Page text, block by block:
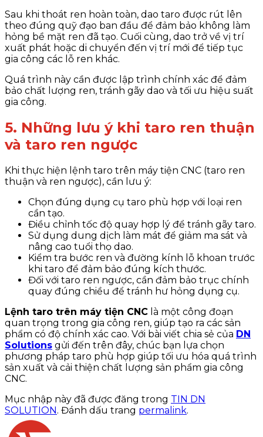
Sau khi thoát ren hoàn toàn, dao taro được rút lên
theo đúng quỹ đạo ban đầu để đảm bảo không làm
hỏng bề mặt ren đã tạo. Cuối cùng, dao trở về vị trí
xuất phát hoặc di chuyển đến vị trí mới để tiếp tục
gia công các lỗ ren khác.
Quá trình này cần được lập trình chính xác để đảm
bảo chất lượng ren, tránh gãy dao và tối ưu hiệu suất
gia công.
5. Những lưu ý khi taro ren thuận
và taro ren ngược
Khi thực hiện lệnh taro trên máy tiện CNC (taro ren
thuận và ren ngược), cần lưu ý:
Chọn đúng dụng cụ taro phù hợp với loại ren
cần tạo.
Điều chỉnh tốc độ quay hợp lý để tránh gãy taro.
Sử dụng dung dịch làm mát để giảm ma sát và
nâng cao tuổi thọ dao.
Kiểm tra bước ren và đường kính lỗ khoan trước
khi taro để đảm bảo đúng kích thước.
Đối với taro ren ngược, cần đảm bảo trục chính
quay đúng chiều để tránh hư hỏng dụng cụ.
Lệnh taro trên máy tiện CNC là một công đoạn
quan trọng trong gia công ren, giúp tạo ra các sản
phẩm có độ chính xác cao. Với bài viết chia sẻ của DN
Solutions gửi đến trên đây, chúc bạn lựa chọn
phương pháp taro phù hợp giúp tối ưu hóa quá trình
sản xuất và cải thiện chất lượng sản phẩm gia công
CNC.
Mục nhập này đã được đăng trong TIN DN
SOLUTION. Đánh dấu trang permalink.